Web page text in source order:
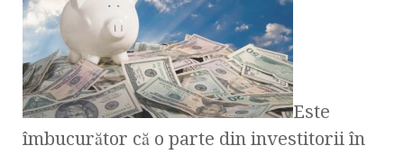
Este
îmbucurător că o parte din investitorii în